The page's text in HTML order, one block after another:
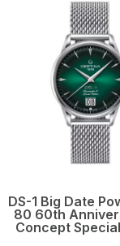
DS-1 Big Date
80 60th
Concept